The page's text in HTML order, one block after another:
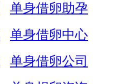
单身借卵助孕
单身借卵中心
单身借卵公司